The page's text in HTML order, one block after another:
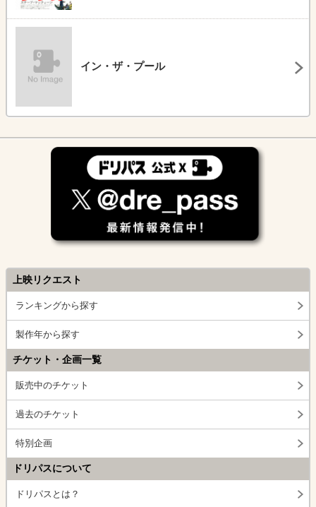
イン・ザ・プール
上映リクエスト
ランキングから探す
製作年から探す
チケット・企画一覧
販売中のチケット
過去のチケット
特別企画
ドリパスについて
ドリパスとは？